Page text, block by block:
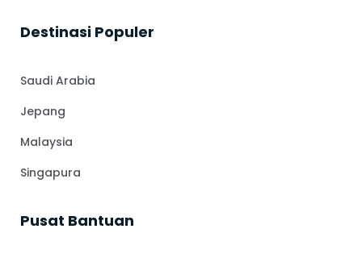
⁠Destinasi Populer
Saudi Arabia
Jepang
Malaysia
Singapura
Pusat Bantuan